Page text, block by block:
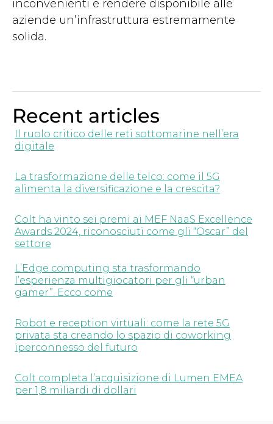
inconvenienti e rendere disponibile alle
aziende un’infrastruttura estremamente
solida.
Recent articles
Il ruolo critico delle reti sottomarine nell’era
digitale
La trasformazione delle telco: come il 5G
alimenta la diversificazione e la crescita?
Colt ha vinto sei premi ai MEF NaaS Excellence
Awards 2024, riconosciuti come gli “Oscar” del
settore
L’Edge computing sta trasformando
l’esperienza multigiocatori per gli “urban
gamer”. Ecco come
Robot e reception virtuali: come la rete 5G
privata sta creando lo spazio di coworking
iperconnesso del futuro
Colt completa l’acquisizione di Lumen EMEA
per 1,8 miliardi di dollari